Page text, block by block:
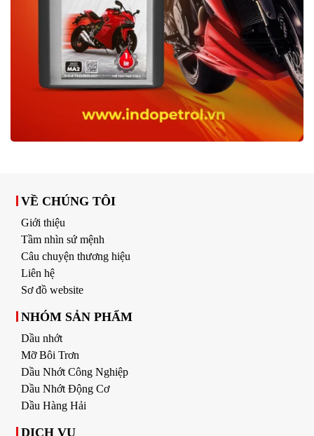
VỀ CHÚNG TÔI
Giới thiệu
Tầm nhìn sứ mệnh
Câu chuyện thương hiệu
Liên hệ
Sơ đồ website
NHÓM SẢN PHẨM
Dầu nhớt
Mỡ Bôi Trơn
Dầu Nhớt Công Nghiệp
Dầu Nhớt Động Cơ
Dầu Hàng Hải
DỊCH VỤ